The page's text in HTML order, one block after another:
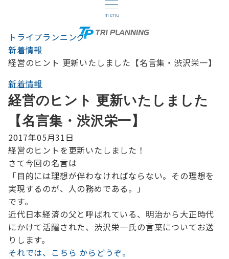
menu
トライプランニング
新着情報
経営のヒント 更新いたしました【名言集・渋沢栄一】
新着情報
経営のヒント 更新いたしました
【名言集・渋沢栄一】
2017年05月31日
経営のヒントを更新いたしました！
さて今回の名言は
「目的には理想が伴わなければならない。その理想を
実現するのが、人の務めである。」
です。
近代日本経済の父と呼ばれている、明治から大正時代
にかけて活躍された、渋沢栄一氏の言葉についてお送
りします。
それでは、こちら からどうぞ。